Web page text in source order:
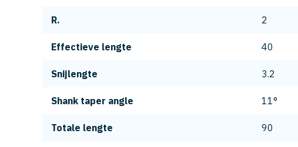
R. 2
Effectieve lengte 40
Snijlengte 3.2
Shank taper angle 11°
Totale lengte 90